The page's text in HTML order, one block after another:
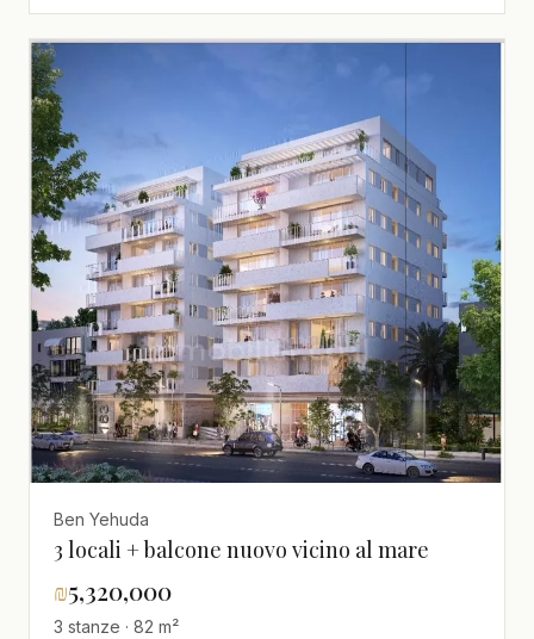
Ben Yehuda
3 locali + balcone nuovo vicino al mare
₪5,320,000
3 stanze · 82 m²